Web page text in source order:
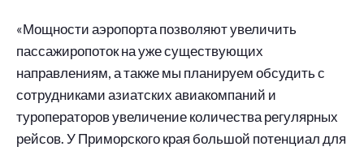
«Мощности аэропорта позволяют увеличить
пассажиропоток на уже существующих
направлениям, а также мы планируем обсудить с
сотрудниками азиатских авиакомпаний и
туроператоров увеличение количества регулярных
рейсов. У Приморского края большой потенциал для